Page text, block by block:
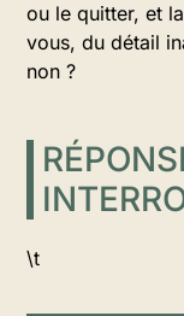
ou le quitter, et
vous, du détail
non ?
\t